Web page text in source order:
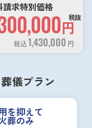
請求特別価格
円
税抜
税込1,430,000 円
儀プラン
を抑えて
葬のみ